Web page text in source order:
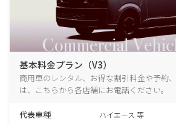
基本料金プラン（V3）
商用車のレンタル、お得な割引料金や予約
は、こちらから各店舗にお電話ください。
代表車種 ハイエース 等